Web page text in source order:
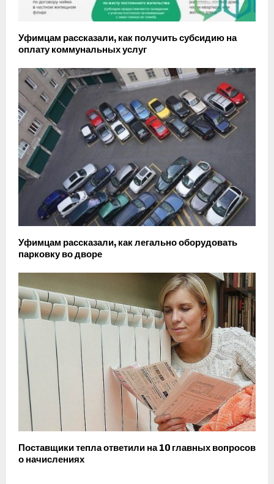
Уфимцам рассказали, как получить субсидию на
оплату коммунальных услуг
Уфимцам рассказали, как легально оборудовать
парковку во дворе
Поставщики тепла ответили на 10 главных вопросов
о начислениях